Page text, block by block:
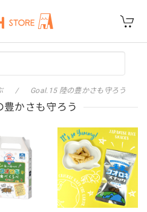
Goal.15 陸の豊かさも守ろう
豊かさも守ろう